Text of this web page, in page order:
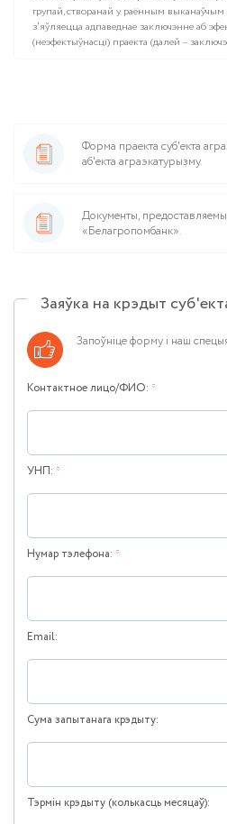
групай, створанай у раённым выканаўчым
з'яўляецца адпаведнае заключэнне аб
(неэфектыўнасці) праекта (далей –
Форма праекта суб'екта
аб'екта аграэкатурызму.
Документы,
«Белагропомбанк».
Заяўка на крэдыт
Запоўніце форму і наш
Контактное лицо/ФИО: *
УНП: *
Нумар тэлефона: *
Email:
Сума запытанага крэдыту:
Тэрмін крэдыту (колькасць месяцаў):